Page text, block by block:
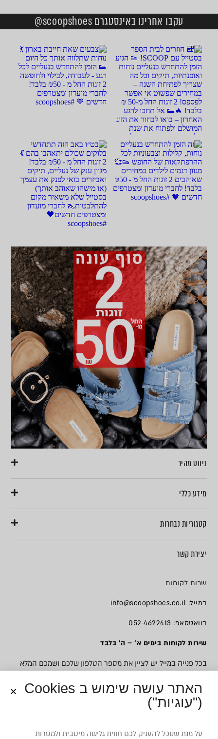
עקבו אחרינו באינסטגרם scoopshoes@
ניווט מהיר
מידע כללי
קטגוריות נבחרות
יצירת קשר
שרות לקוחות
במייל: info@scoopshoes.co.il
בוואטסאפ: 052-4622413
שירות לקוחות בימים א׳ – ה׳ בלבד
בכל פנייה במייל יש לציין את מספר הטלפון שלכם ושמכם המלא
האתר עושה שימוש ב Cookies
("עוגיות")
על מנת שנוכל להעניק לכם חווית גלישה מיטבית ולמטרות